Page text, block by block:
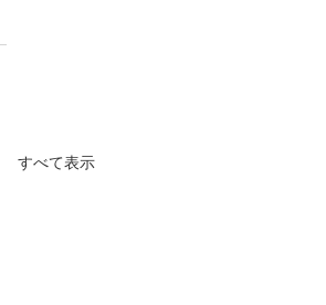
すべて表示